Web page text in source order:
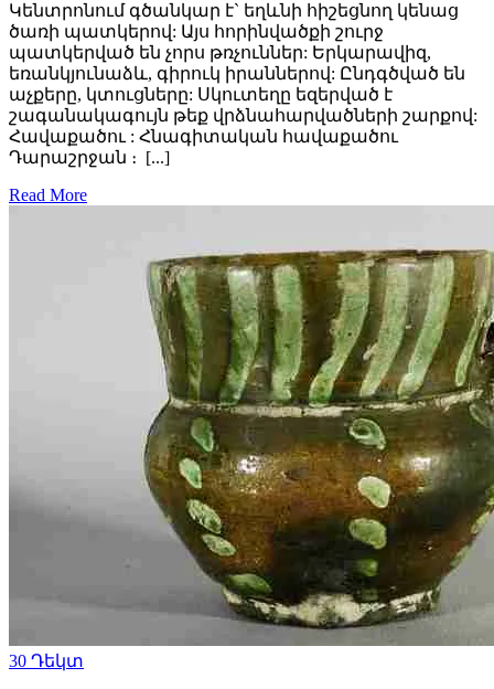
Կենտրոնում գծանկար է` եղևնի հիշեցնող կենաց
ծառի պատկերով: Այս հորինվածքի շուրջ
պատկերված են չորս թռչուններ: Երկարավիզ,
եռանկյունաձև, գիրուկ իրաններով: Ընդգծված են
աչքերը, կտուցները: Սկուտեղը եզերված է
շագանակագույն թեք վրձնահարվածների շարքով:
Հավաքածու : Հնագիտական հավաքածու
Դարաշրջան ։ [...]
Read More
30 Դեկտ